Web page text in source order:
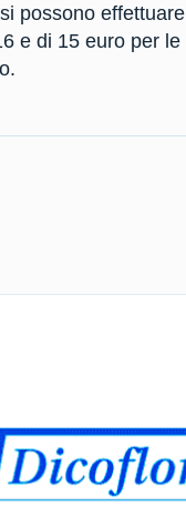
possono effettuare
e di 15 euro per le